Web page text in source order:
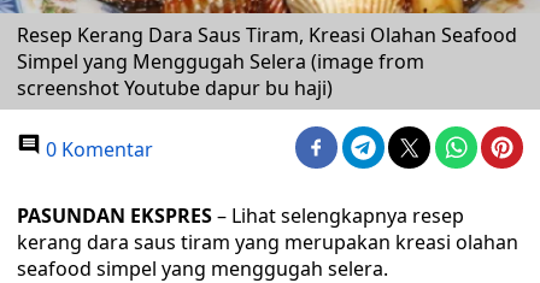
Resep Kerang Dara Saus Tiram, Kreasi Olahan Seafood
Simpel yang Menggugah Selera (image from
screenshot Youtube dapur bu haji)
0 Komentar
PASUNDAN EKSPRES– Lihat selengkapnya resep
kerang dara saus tiram yang merupakan kreasi olahan
seafood simpel yang menggugah selera.